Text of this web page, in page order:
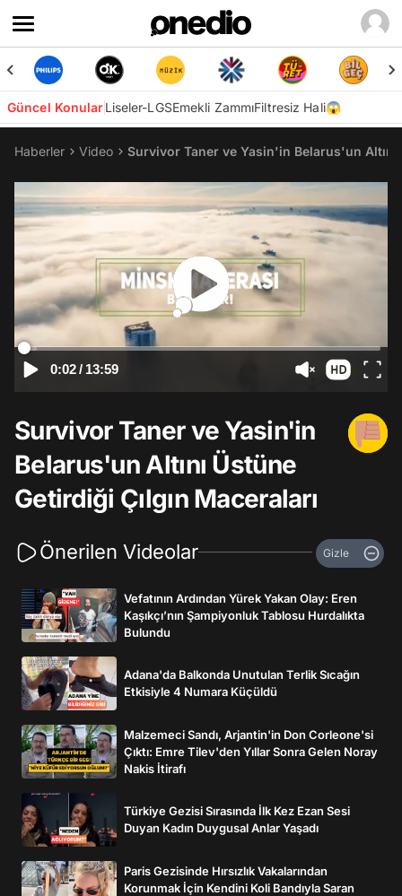
Güncel KonularLiseler-LGSEmekli ZammıFiltresiz Hali😱
Haberler Video Survivor Taner ve Yasin'in Belarus'un Altını
0:02/ 13:59
Survivor Taner ve Yasin'in
Belarus'un Altını Üstüne
Getirdiği Çılgın Maceraları
Önerilen Videolar Gizle
Vefatının Ardından Yürek Yakan Olay: Eren
Kaşıkçı’nın Şampiyonluk Tablosu Hurdalıkta
Bulundu
Adana'da Balkonda Unutulan Terlik Sıcağın
Etkisiyle 4 Numara Küçüldü
Malzemeci Sandı, Arjantin'in Don Corleone'si
Çıktı: Emre Tilev'den Yıllar Sonra Gelen Noray
Nakis İtirafı
Türkiye Gezisi Sırasında İlk Kez Ezan Sesi
Duyan Kadın Duygusal Anlar Yaşadı
Paris Gezisinde Hırsızlık Vakalarından
Korunmak İçin Kendini Koli Bandıyla Saran